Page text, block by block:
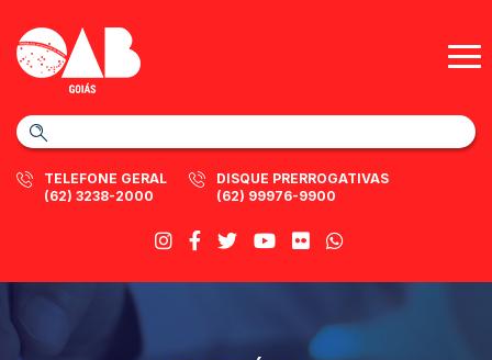
TELEFONE GERAL
(62) 3238-2000
DISQUE PRERROGATIVAS
(62) 99976-9900